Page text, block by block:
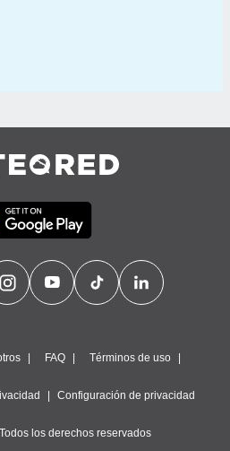
FAQ Términos de uso
Configuración de privacidad
los derechos reservados